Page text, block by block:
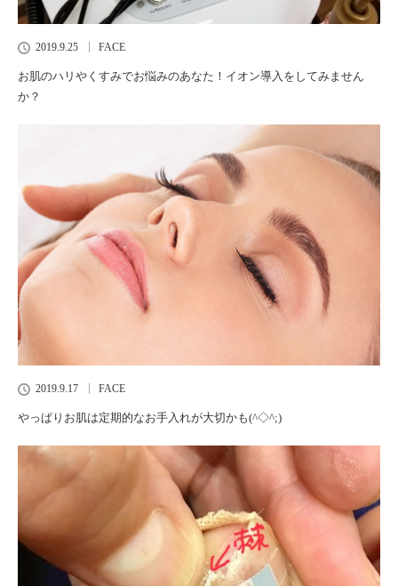
2019.9.25 FACE
お肌のハリやくすみでお悩みのあなた！イオン導入をしてみません
か？
2019.9.17 FACE
やっぱりお肌は定期的なお手入れが大切かも(^◇^;)